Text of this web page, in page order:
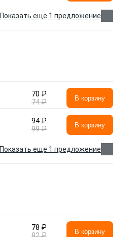
Показать еще 1 предложение
70 ₽
74 ₽
В корзину
94 ₽
99 ₽
В корзину
Показать еще 1 предложение
78 ₽
В корзину